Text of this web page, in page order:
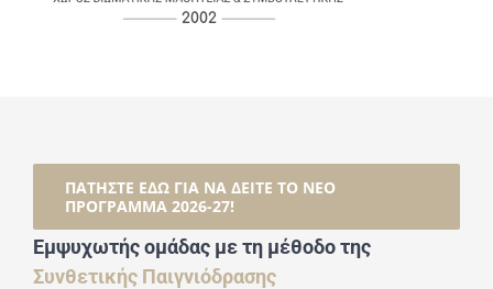
ΠΑΤΗΣΤΕ ΕΔΩ ΓΙΑ ΝΑ ΔΕΊΤΕ ΤΟ ΝΕΟ
ΠΡΟΓΡΑΜΜΑ 2026-27!
Εμψυχωτής ομάδας με τη μέθοδο της
Συνθετικής Παιγνιόδρασης